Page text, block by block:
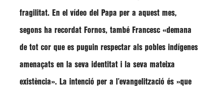
fragilitat. En el vídeo del Papa per a aquest mes,
segons ha recordat Fornos, també Francesc «demana
de tot cor que es puguin respectar als pobles indígenes
amenaçats en la seva identitat i la seva mateixa
existència». La intenció per a l’evangelització és »que